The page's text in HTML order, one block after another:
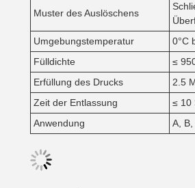
Muster des Auslöschens
Umgebungstemperatur
0°C
Fülldichte
≤
Erfüllung des Drucks
2.5
Zeit der Entlassung
≤ 10
Anwendung
A, B,